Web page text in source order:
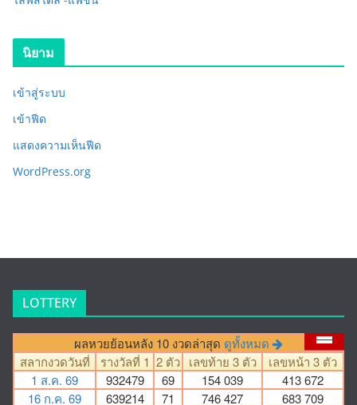
นิยาม
เข้าสู่ระบบ
เข้าฟีด
แสดงความเห็นฟีด
WordPress.org
LOTTERY